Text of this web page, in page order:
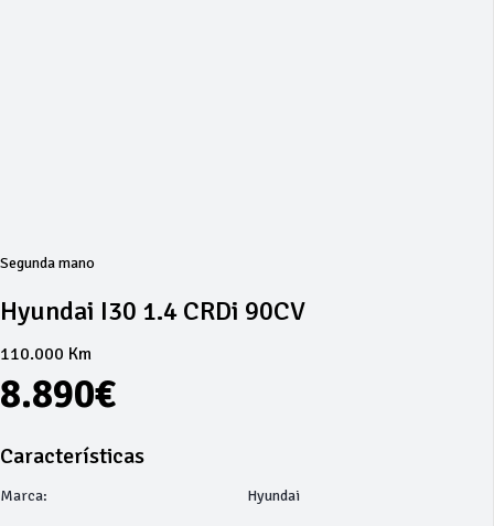
Segunda mano
Hyundai I30 1.4 CRDi 90CV
110.000 Km
8.890€
Características
Marca: Hyundai